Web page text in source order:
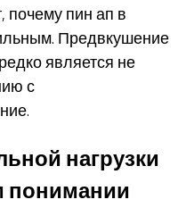
почему пин ап в
Предвкушение
является не
с
нагрузки
понимании